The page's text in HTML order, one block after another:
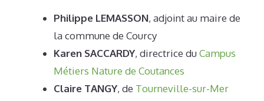
Philippe LEMASSON, adjoint au maire de
la commune de Courcy
Karen SACCARDY, directrice duCampus
Métiers Nature de Coutances
Claire TANGY, de Tourneville-sur-Mer